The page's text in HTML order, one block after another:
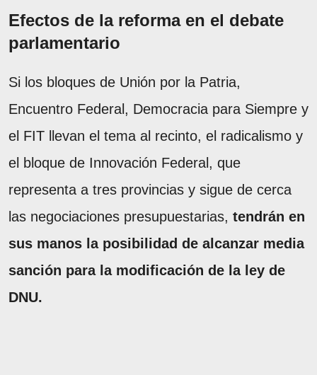
Efectos de la reforma en el debate
parlamentario
Si los bloques de Unión por la Patria,
Encuentro Federal, Democracia para Siempre y
el FIT llevan el tema al recinto, el radicalismo y
el bloque de Innovación Federal, que
representa a tres provincias y sigue de cerca
las negociaciones presupuestarias, tendrán en
sus manos la posibilidad de alcanzar media
sanción para la modificación de la ley de
DNU.